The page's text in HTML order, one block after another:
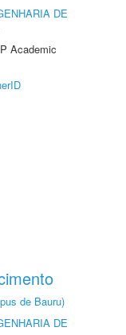
DE
Academic
de Bauru)
DE